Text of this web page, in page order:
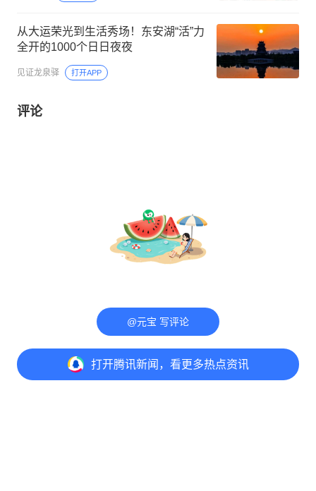
打开腾讯新闻，看更多热点资讯
从大运荣光到生活秀场！东安湖“活”力
全开的1000个日日夜夜
见证龙泉驿 打开APP
评论
@元宝 写评论